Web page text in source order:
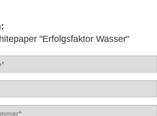
"Erfolgsfaktor Wasser"